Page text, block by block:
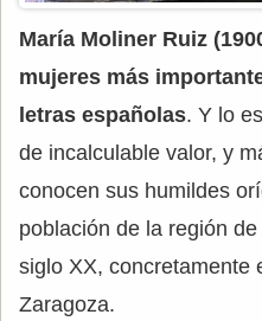
María Moliner Ruiz
mujeres más
letras españolas. Y lo
de incalculable valor, y
conocen sus humildes
población de la región
siglo XX, concretamente
Zaragoza.